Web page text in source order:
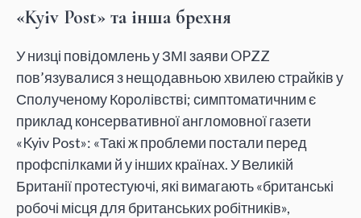
«Kyiv Post» та інша брехня
У низці повідомлень у ЗМІ заяви OPZZ
пов’язувалися з нещодавньою хвилею страйків у
Сполученому Королівстві; симптоматичним є
приклад консервативної англомовної газети
«Kyiv Post»: «Такі ж проблеми постали перед
профспілками й у інших країнах. У Великій
Британії протестуючі, які вимагають «британські
робочі місця для британських робітників»,